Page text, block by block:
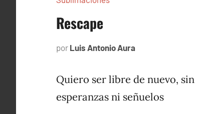
Rescape
por Luis Antonio Aura
2023
Quiero ser libre de nuevo, sin
esperanzas ni señuelos